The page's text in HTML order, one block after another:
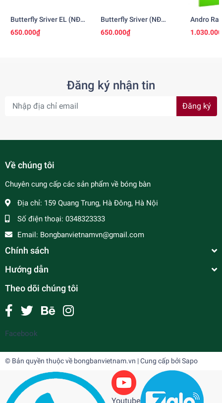
Butterfly Sriver EL (NĐ
Nhật)
650.000₫
Butterfly Sriver (NĐ
Nhật)
650.000₫
Andro
Đăng ký nhận tin
Đăng ký
Về chúng tôi
Chuyên cung cấp các sản phẩm về bóng bàn
Địa chỉ: 159 Quang Trung, Hà Đông, Hà Nội
Số điện thoại: 0348323333
Email: Bongbanvietnamvn@gmail.com
Chính sách
Hướng dẫn
Theo dõi chúng tôi
Facebook
© Bản quyền thuộc về bongbanvietnam.vn | Cung cấp bởiSapo
Youtube